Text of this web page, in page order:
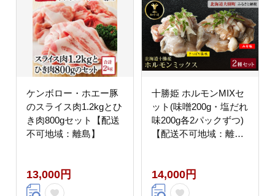
ケンボロー・ホエー豚
のスライス肉1.2kgとひ
き肉800gセット【配送
不可地域：離島】
13,000円
十勝姫 ホルモンMIXセ
ット(味噌200g・塩だれ
味200g各2パックずつ)
【配送不可地域：離
14,000円